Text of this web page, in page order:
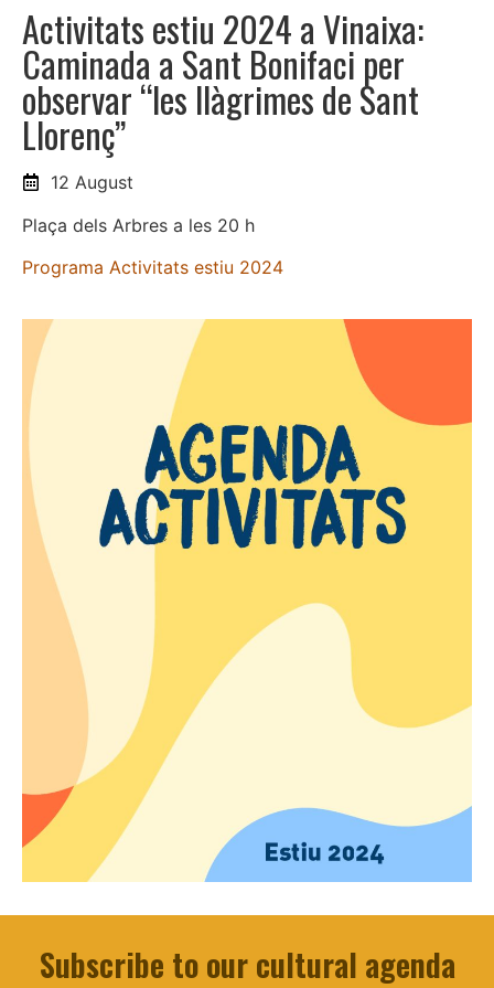
Activitats estiu 2024 a Vinaixa:
Caminada a Sant Bonifaci per
observar “les llàgrimes de Sant
Llorenç”
12 August
Plaça dels Arbres a les 20 h
Programa Activitats estiu 2024
Subscribe to our cultural agenda